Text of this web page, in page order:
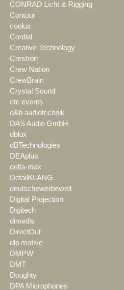
CONRAD Licht & Rigging
Contour
coolux
Cordial
Creative Technology
Crestron
Crew Nation
CrewBrain
Crystal Sound
ctc events
d&b audiotechnik
DAS Audio GmbH
dblux
dBTechnologies
DEAplus
delta-max
DetailKLANG
deutschewerbewelt
Digital Projection
Digitech
dimedis
DirectOut
dlp motive
DMPW
DMT
Doughty
DPA Microphones